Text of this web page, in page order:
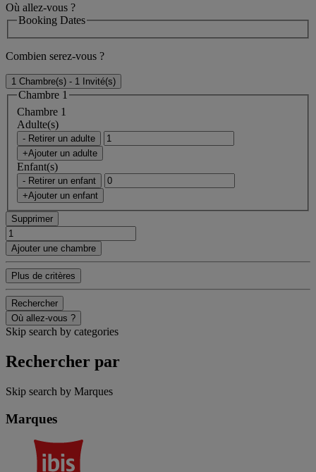
Où allez-vous ?
Booking Dates
Combien serez-vous ?
1 Chambre(s) - 1 Invité(s)
Chambre 1
Chambre 1
Adulte(s)
- Retirer un adulte
+Ajouter un adulte
Enfant(s)
- Retirer un enfant
+Ajouter un enfant
Supprimer
Ajouter une chambre
Plus de critères
Rechercher
Où allez-vous ?
Skip search by categories
Rechercher par
Skip search by Marques
Marques